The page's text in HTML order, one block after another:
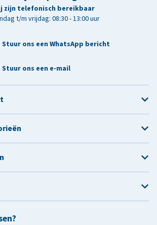
zijn telefonisch bereikbaar
t/m vrijdag: 08:30 - 13:00 uur
Stuur ons een WhatsApp bericht
Stuur ons een e-mail